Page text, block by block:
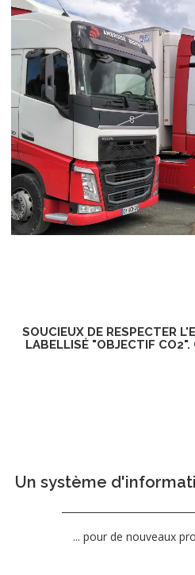
SOUCIEUX DE RESPECTER
LABELLISÉ "OBJECTIF
Un système
... pour de nouveaux